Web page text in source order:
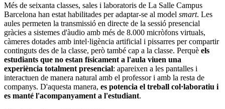
Més de seixanta classes, sales i laboratoris de La Salle Campus
Barcelona han estat habilitades per adaptar-se al model smart. Les
aules permeten la transmissió en directe de la sessió presencial
gràcies a sistemes d'àudio amb més de 8.000 micròfons virtuals,
càmeres dotades amb intel·ligència artificial i pissarres per compartir
continguts des de la classe, però també cap a la classe. Perquè els
estudiants que no estan físicament a l'aula viuen una
experiència totalment presencial: apareixen a les pantalles i
interactuen de manera natural amb el professor i amb la resta de
companys. D'aquesta manera, es potencia el treball col·laboratiu i
es manté l'acompanyament a l'estudiant.